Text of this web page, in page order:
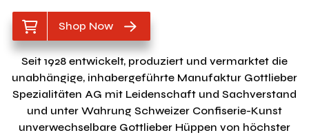
Shop Now
Seit 1928 entwickelt, produziert und vermarktet die
unabhängige, inhabergeführte Manufaktur Gottlieber
Spezialitäten AG mit Leidenschaft und Sachverstand
und unter Wahrung Schweizer Confiserie-Kunst
unverwechselbare Gottlieber Hüppen von höchster